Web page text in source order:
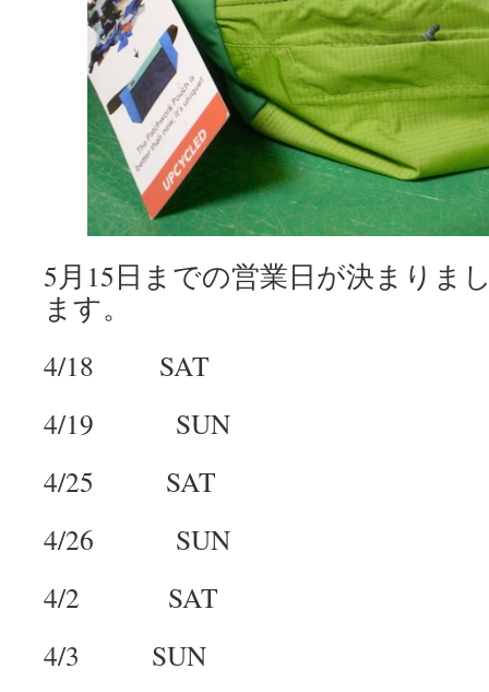
5月15日までの営業日が決まりま
ます。
4/18 SAT
4/19 SUN
4/25 SAT
4/26 SUN
4/2 SAT
4/3 SUN